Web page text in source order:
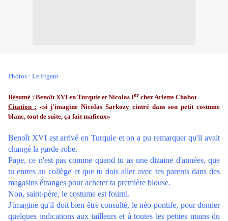
Photos : Le Figaro
Résumé : Benoît XVI en Turquie et Nicolas Ier chez Arlette Chabot
Citation : «si j'imagine Nicolas Sarkozy cintré dans son petit costume
blanc, tout de suite, ça fait mafieux»
Benoît XVI est arrivé en Turquie et on a pu remarquer qu'il avait
changé la garde-robe.
Pape, ce n'est pas comme quand tu as une dizaine d'années, que
tu entres au collège et que tu dois aller avec tes parents dans des
magasins étranges pour acheter ta première blouse.
Non, saint-père, le costume est fourni.
J'imagine qu'il doit bien être consulté, le néo-pontife, pour donner
quelques indications aux tailleurs et à toutes les petites mains du